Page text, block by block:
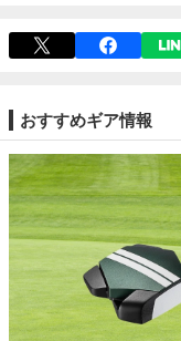
おすすめギア情報